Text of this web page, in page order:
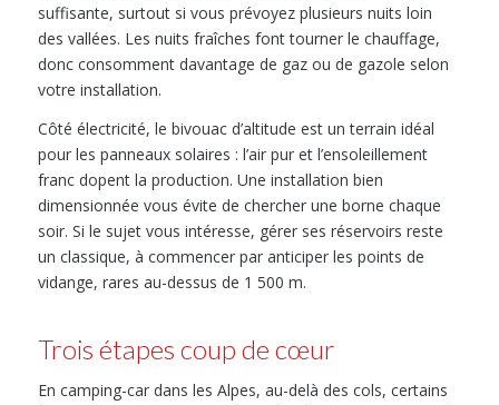
suffisante, surtout si vous prévoyez plusieurs nuits loin
des vallées. Les nuits fraîches font tourner le chauffage,
donc consomment davantage de gaz ou de gazole selon
votre installation.
Côté électricité, le bivouac d’altitude est un terrain idéal
pour les panneaux solaires : l’air pur et l’ensoleillement
franc dopent la production. Une installation bien
dimensionnée vous évite de chercher une borne chaque
soir. Si le sujet vous intéresse, gérer ses réservoirs reste
un classique, à commencer par anticiper les points de
vidange, rares au-dessus de 1 500 m.
Trois étapes coup de cœur
En camping-car dans les Alpes, au-delà des cols, certains